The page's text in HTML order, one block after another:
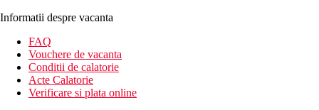
Informatii despre vacanta
FAQ
Vouchere de vacanta
Conditii de calatorie
Acte Calatorie
Verificare si plata online